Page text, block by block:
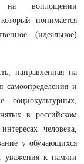
на воплощении
понимается
(идеальное)
направленная на
самоопределения и
в российском
человека,
у обучающихся
уважения к памяти